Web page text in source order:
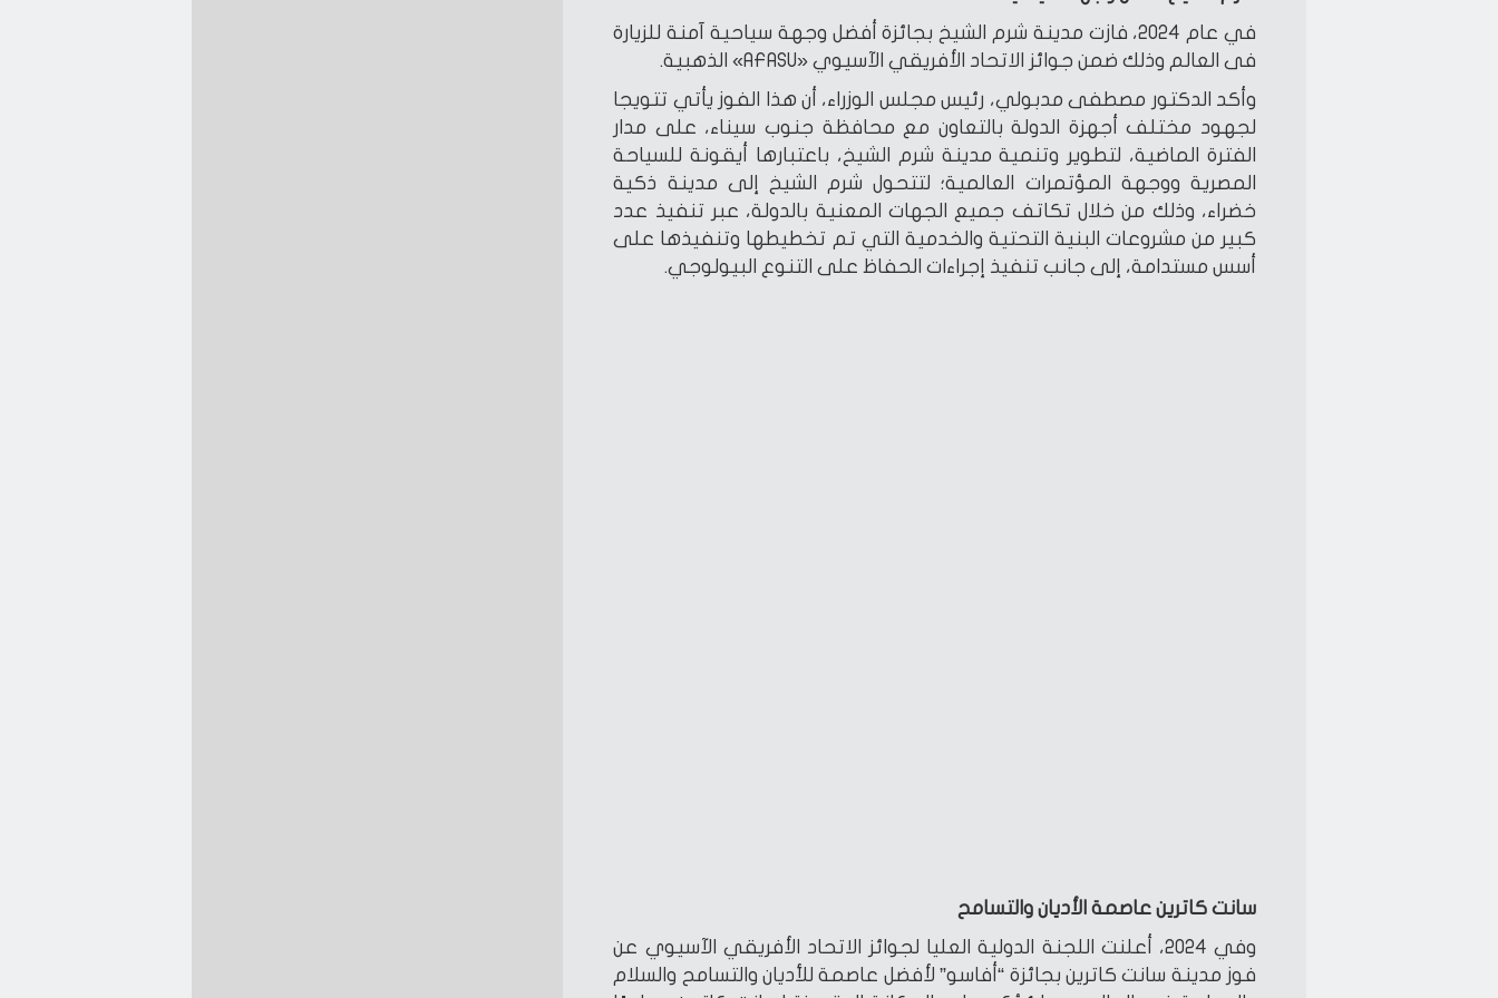
في عام 2024، فازت مدينة شرم الشيخ بجائزة أفضل وجهة سياحية آمنة للزيارة
فى العالم وذلك ضمن جوائز الاتحاد الأفريقي الآسيوي «AFASU» الذهبية.
وأكد الدكتور مصطفى مدبولي، رئيس مجلس الوزراء، أن هذا الفوز يأتي تتويجا
لجهود مختلف أجهزة الدولة بالتعاون مع محافظة جنوب سيناء، على مدار
الفترة الماضية، لتطوير وتنمية مدينة شرم الشيخ، باعتبارها أيقونة للسياحة
المصرية ووجهة المؤتمرات العالمية؛ لتتحول شرم الشيخ إلى مدينة ذكية
خضراء، وذلك من خلال تكاتف جميع الجهات المعنية بالدولة، عبر تنفيذ عدد
كبير من مشروعات البنية التحتية والخدمية التي تم تخطيطها وتنفيذها على
أسس مستدامة، إلى جانب تنفيذ إجراءات الحفاظ على التنوع البيولوجي.
سانت كاترين عاصمة الأديان والتسامح
وفي 2024، أعلنت اللجنة الدولية العليا لجوائز الاتحاد الأفريقي الآسيوي عن
فوز مدينة سانت كاترين بجائزة “أفاسو” لأفضل عاصمة للأديان والتسامح والسلام